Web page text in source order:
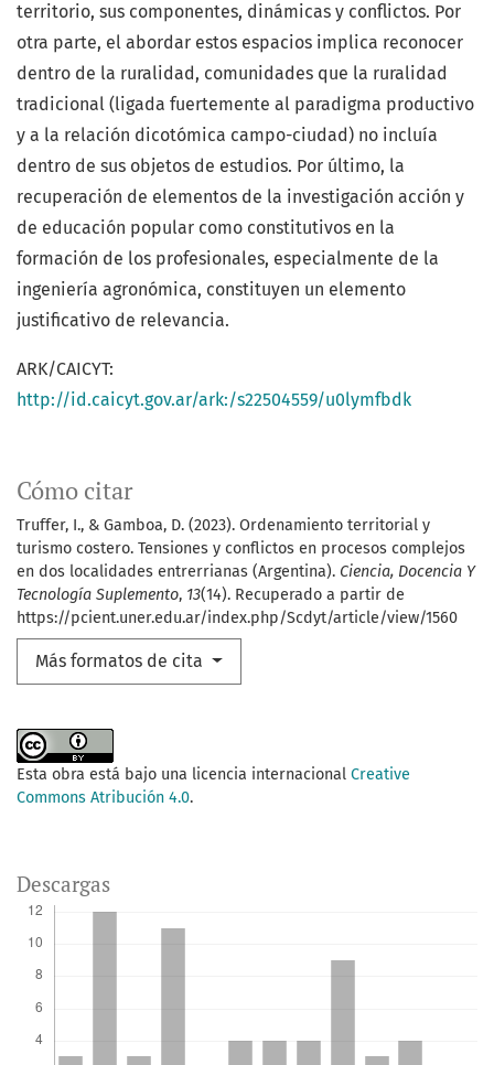
Cómo citar
Truffer, I., & Gamboa, D. (2023). Ordenamiento territorial y
turismo costero. Tensiones y conflictos en procesos complejos
en dos localidades entrerrianas (Argentina). Ciencia, Docencia Y
Tecnología Suplemento, 13(14). Recuperado a partir de
https://pcient.uner.edu.ar/index.php/Scdyt/article/view/1560
Más formatos de cita
territorio, sus componentes, dinámicas y conflictos. Por
otra parte, el abordar estos espacios implica reconocer
dentro de la ruralidad, comunidades que la ruralidad
tradicional (ligada fuertemente al paradigma productivo
y a la relación dicotómica campo-ciudad) no incluía
dentro de sus objetos de estudios. Por último, la
recuperación de elementos de la investigación acción y
de educación popular como constitutivos en la
formación de los profesionales, especialmente de la
ingeniería agronómica, constituyen un elemento
justificativo de relevancia.
ARK/CAICYT:
http://id.caicyt.gov.ar/ark:/s22504559/u0lymfbdk
Esta obra está bajo una licencia internacional Creative
Commons Atribución 4.0.
Descargas